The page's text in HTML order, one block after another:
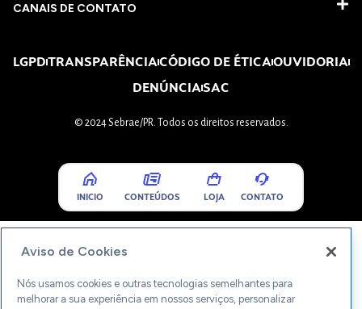
CANAIS DE CONTATO
LGPDTRANSPARÊNCIACÓDIGO DE ÉTICAOUVIDORIA
DENÚNCIASAC
© 2024 Sebrae/PR. Todos os direitos reservados.
INICIO CONTEÚDOS LOJA CONTATO
Aviso de Cookies
Nós usamos cookies e outras tecnologias semelhantes para
melhorar a sua experiência em nossos serviços, personalizar